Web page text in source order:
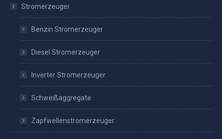
Stromerzeuger
Benzin Stromerzeuger
Diesel Stromerzeuger
Inverter Stromerzeuger
Schweißaggregate
Zapfwellenstromerzeuger